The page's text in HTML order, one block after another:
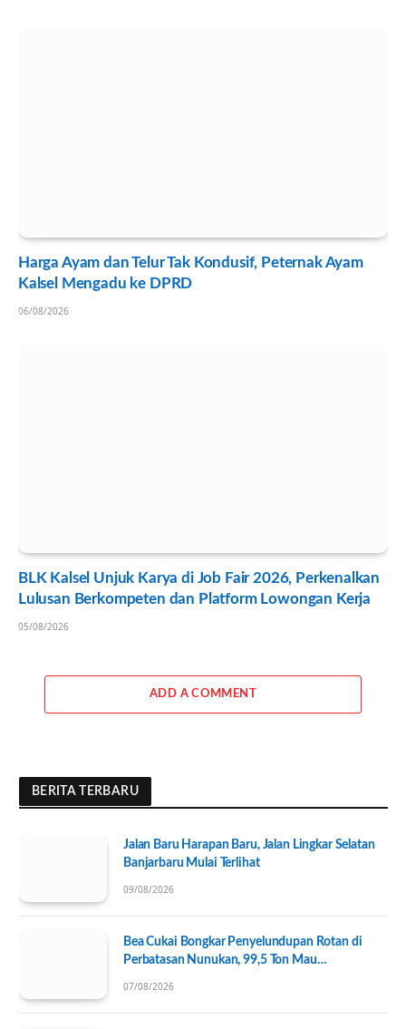
Harga Ayam dan Telur Tak Kondusif, Peternak Ayam
Kalsel Mengadu ke DPRD
06/08/2026
BLK Kalsel Unjuk Karya di Job Fair 2026, Perkenalkan
Lulusan Berkompeten dan Platform Lowongan Kerja
05/08/2026
ADD A COMMENT
BERITA TERBARU
Jalan Baru Harapan Baru, Jalan Lingkar Selatan
Banjarbaru Mulai Terlihat
09/08/2026
Bea Cukai Bongkar Penyelundupan Rotan di
Perbatasan Nunukan, 99,5 Ton Mau
07/08/2026